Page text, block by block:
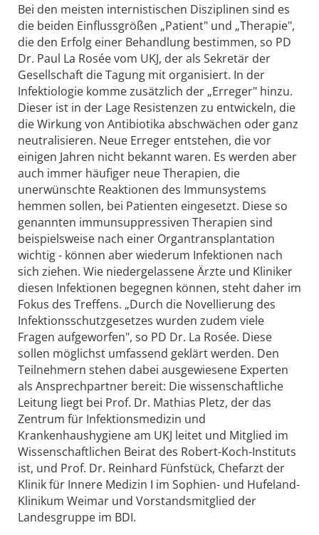
Bei den meisten internistischen Disziplinen sind es
die beiden Einflussgrößen „Patient" und „Therapie",
die den Erfolg einer Behandlung bestimmen, so PD
Dr. Paul La Rosée vom UKJ, der als Sekretär der
Gesellschaft die Tagung mit organisiert. In der
Infektiologie komme zusätzlich der „Erreger" hinzu.
Dieser ist in der Lage Resistenzen zu entwickeln, die
die Wirkung von Antibiotika abschwächen oder ganz
neutralisieren. Neue Erreger entstehen, die vor
einigen Jahren nicht bekannt waren. Es werden aber
auch immer häufiger neue Therapien, die
unerwünschte Reaktionen des Immunsystems
hemmen sollen, bei Patienten eingesetzt. Diese so
genannten immunsuppressiven Therapien sind
beispielsweise nach einer Organtransplantation
wichtig - können aber wiederum Infektionen nach
sich ziehen. Wie niedergelassene Ärzte und Kliniker
diesen Infektionen begegnen können, steht daher im
Fokus des Treffens. „Durch die Novellierung des
Infektionsschutzgesetzes wurden zudem viele
Fragen aufgeworfen", so PD Dr. La Rosée. Diese
sollen möglichst umfassend geklärt werden. Den
Teilnehmern stehen dabei ausgewiesene Experten
als Ansprechpartner bereit: Die wissenschaftliche
Leitung liegt bei Prof. Dr. Mathias Pletz, der das
Zentrum für Infektionsmedizin und
Krankenhaushygiene am UKJ leitet und Mitglied im
Wissenschaftlichen Beirat des Robert-Koch-Instituts
ist, und Prof. Dr. Reinhard Fünfstück, Chefarzt der
Klinik für Innere Medizin I im Sophien- und Hufeland-
Klinikum Weimar und Vorstandsmitglied der
Landesgruppe im BDI.